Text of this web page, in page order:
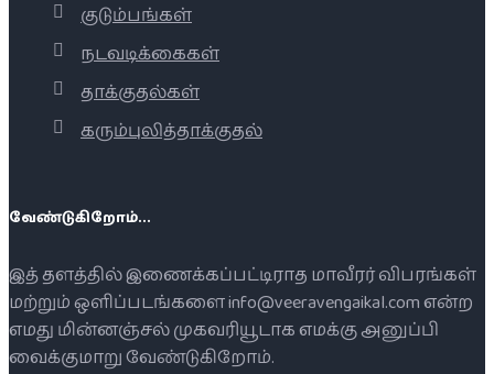
குடும்பங்கள்
நடவடிக்கைகள்
தாக்குதல்கள்
கரும்புலித்தாக்குதல்
வேண்டுகிறோம்...
இத் தளத்தில் இணைக்கப்பட்டிராத மாவீரர் விபரங்கள்
மற்றும் ஒளிப்படங்களை info@veeravengaikal.com என்ற
எமது மின்னஞ்சல் முகவரியூடாக எமக்கு அனுப்பி
வைக்குமாறு வேண்டுகிறோம்.